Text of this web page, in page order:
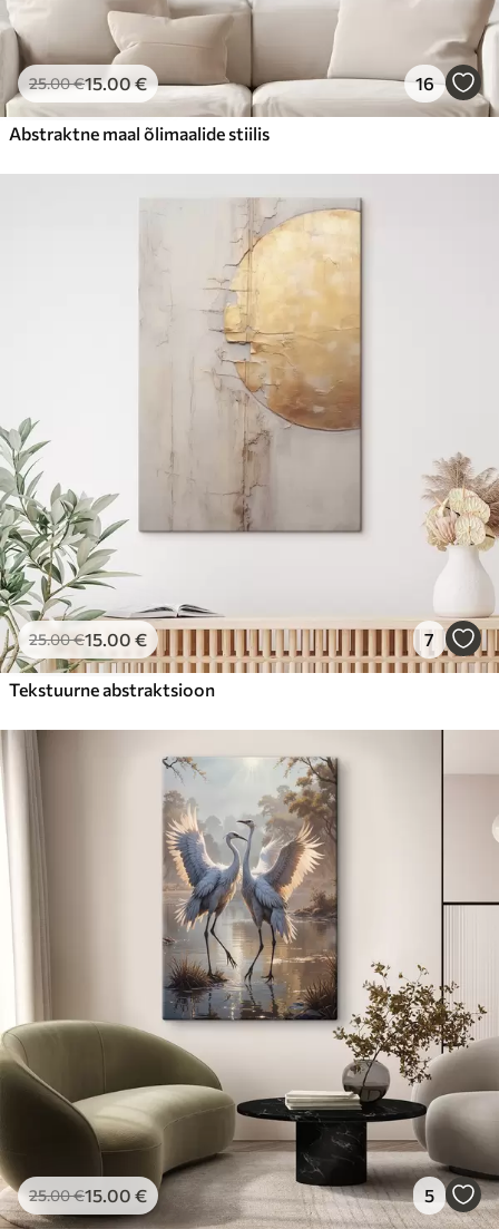
25.00€15.00€ 16
Abstraktne maal õlimaalide stiilis
25.00€15.00 € 7
Tekstuurne abstraktsioon
25.00€15.00 € 5